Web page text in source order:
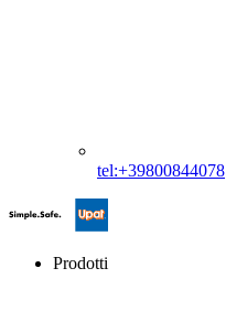
tel:+39800844078
Prodotti